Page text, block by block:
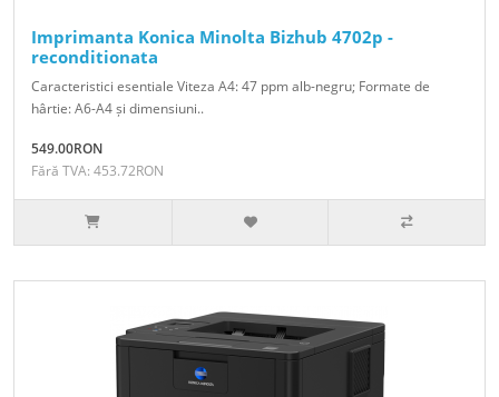
Imprimanta Konica Minolta Bizhub 4702p -
reconditionata
Caracteristici esentiale Viteza A4: 47 ppm alb-negru; Formate de
hârtie: A6-A4 și dimensiuni..
549.00RON
Fără TVA: 453.72RON